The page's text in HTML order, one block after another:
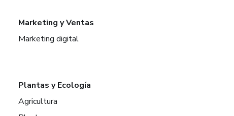
Marketing y Ventas
Marketing digital
Plantas y Ecología
Agricultura